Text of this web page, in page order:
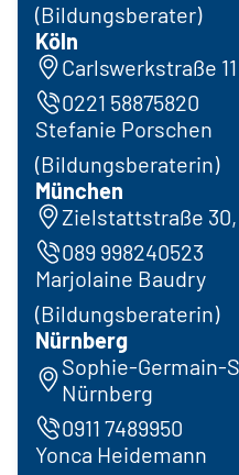
(Bildungsberater)
Köln
Carlswerkstraße
0221 58875820
Stefanie Porschen
(Bildungsberaterin)
München
Zielstattstraße 30,
089 998240523
Marjolaine Baudry
(Bildungsberaterin)
Nürnberg
Sophie-Germain-
Nürnberg
0911 7489950
Yonca Heidemann